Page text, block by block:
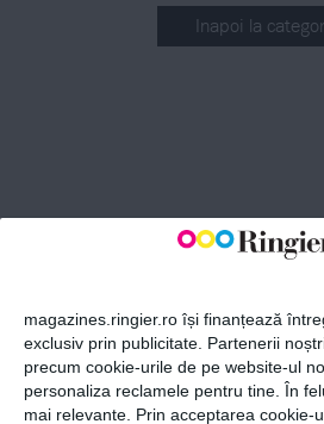
magazines.ringier.ro își finanțează
exclusiv prin publicitate. Partenerii
precum cookie-urile de pe website-ul
personaliza reclamele pentru tine. În
mai relevante. Prin acceptarea cookie-
Inapoi la
ABONEAZĂ-